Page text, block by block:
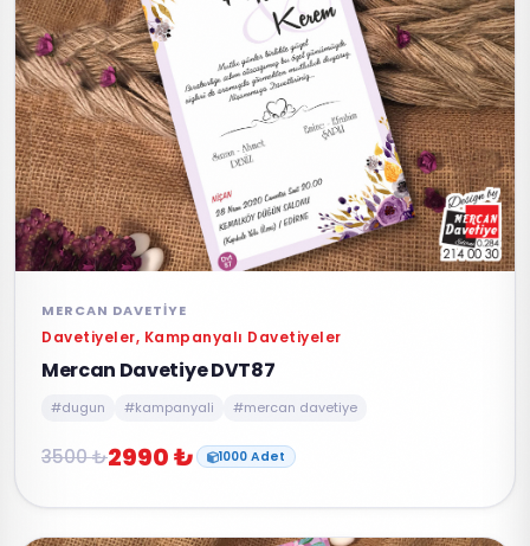
MERCAN DAVETIYE
Davetiyeler, Kampanyalı Davetiyeler
Mercan Davetiye DVT87
#dugun #kampanyali #mercan davetiye
3500 ₺2990 ₺ 1000 Adet